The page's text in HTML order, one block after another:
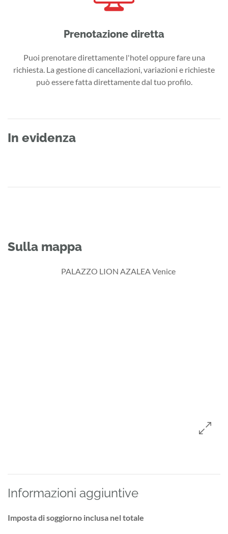
Prenotazione diretta
Puoi prenotare direttamente l'hotel oppure fare una
richiesta. La gestione di cancellazioni, variazioni e richieste
può essere fatta direttamente dal tuo profilo.
In evidenza
Sulla mappa
Informazioni aggiuntive
Imposta di soggiorno inclusa nel totale